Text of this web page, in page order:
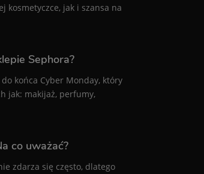
kosmetyczce, jak i szansa na
Sephora?
końca Cyber Monday, który
jak: makijaż, perfumy,
co uważać?
zdarza się często, dlatego